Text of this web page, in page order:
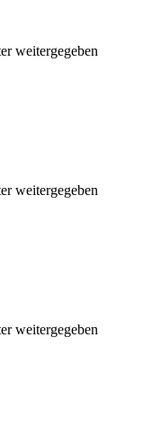
weitergegeben
weitergegeben
weitergegeben